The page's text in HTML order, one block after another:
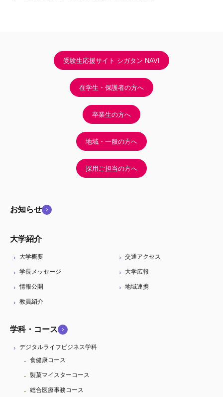
受験生応援サイト シガタン NAVI
在学生・保護者の方へ
卒業生の方へ
地域・一般の方へ
採用ご担当の方へ
お知らせ
大学紹介
大学概要 交通アクセス
学長メッセージ 大学広報
情報公開 地域連携
教員紹介
学科・コース
デジタルライフビジネス学科
食健康コース
製菓マイスターコース
総合医療事務コース